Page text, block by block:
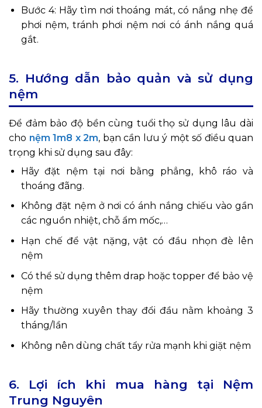
Bước 4: Hãy tìm nơi thoáng mát, có nắng nhẹ để
phơi nệm, tránh phơi nệm nơi có ánh nắng quá
gắt.
5. Hướng dẫn bảo quản và sử dụng
nệm
Để đảm bảo độ bền cùng tuổi thọ sử dụng lâu dài
cho nệm 1m8 x 2m, bạn cần lưu ý một số điều quan
trọng khi sử dụng sau đây:
Hãy đặt nệm tại nơi bằng phẳng, khô ráo và
thoáng đãng.
Không đặt nệm ở nơi có ánh nắng chiếu vào gần
các nguồn nhiệt, chỗ ẩm mốc,…
Hạn chế để vật nặng, vật có đầu nhọn đè lên
nệm
Có thể sử dụng thêm drap hoặc topper để bảo vệ
nệm
Hãy thường xuyên thay đổi đầu nằm khoảng 3
tháng/lần
Không nên dùng chất tẩy rửa mạnh khi giặt nệm
6. Lợi ích khi mua hàng tại Nệm
Trung Nguyên